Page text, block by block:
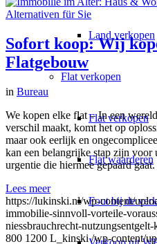
Land verkopen
Flat verkopen
Flat verkopen
Flat waarderen
Fout bij de
Sofort koop: Wij
Flatgebouw
in Bureau
We kopen elke flat – In een
verschil maakt, komt het op
maar ook eerlijk en
kan een belangrijke stap zijn
urgentie die hiermee gepaard
Lees meer
https://lukinski.nl/wp-content/
immobilie-sinnvoll-vorteile-
niessbrauchrecht-
800 1200 L_kinski /wp-content/